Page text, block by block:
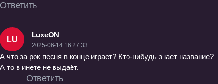
Ответить
LU
LuxeON
2025-06-14 16:27:33
А что за рок песня в конце играет? Кто-нибудь знает название?
А то в инете не выдаёт.
Ответить